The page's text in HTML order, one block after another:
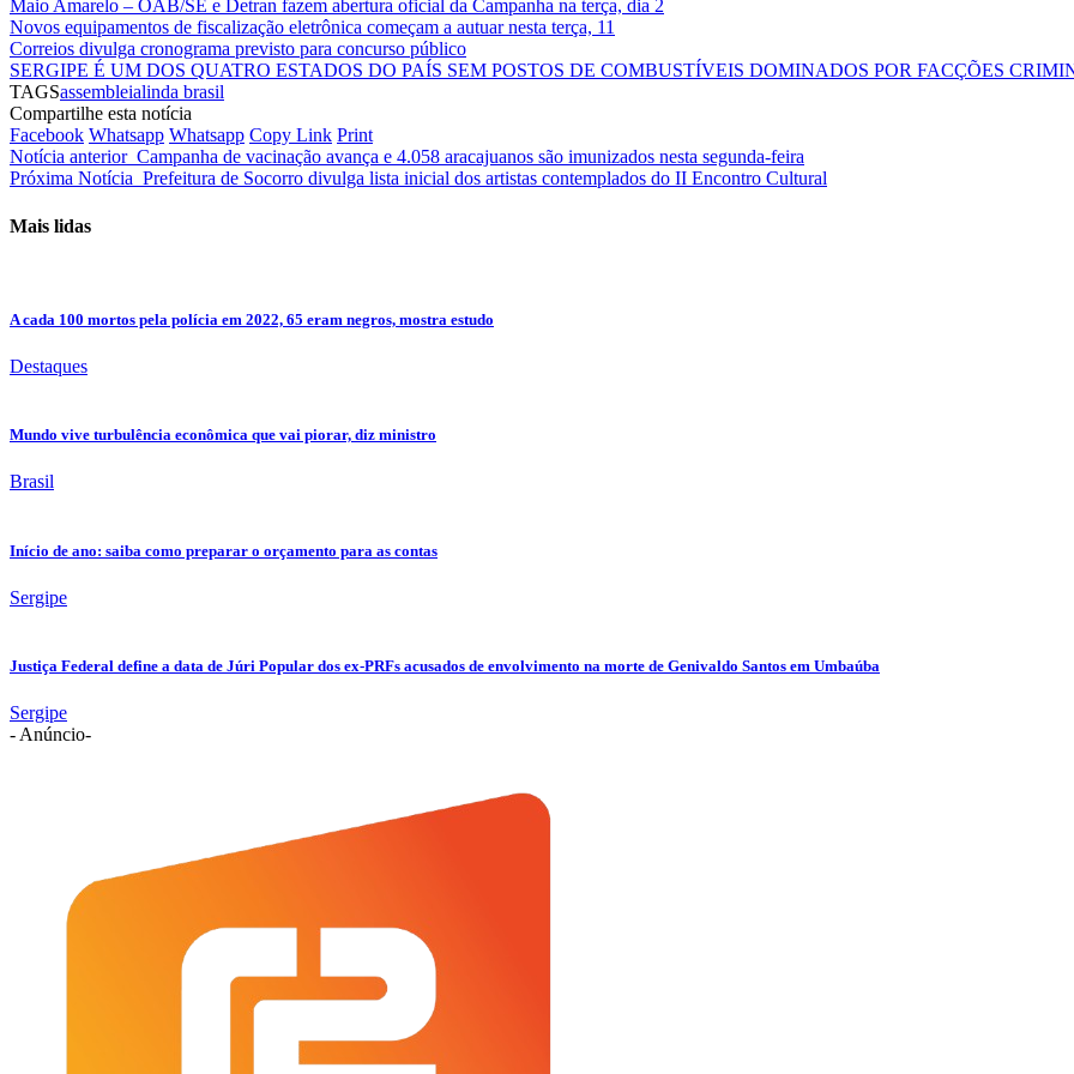
Maio Amarelo – OAB/SE e Detran fazem abertura oficial da Campanha na terça, dia 2
Novos equipamentos de fiscalização eletrônica começam a autuar nesta terça, 11
Correios divulga cronograma previsto para concurso público
SERGIPE É UM DOS QUATRO ESTADOS DO PAÍS SEM POSTOS DE COMBUSTÍVEIS DOMINADOS POR FACÇÕES
TAGSassembleialinda brasil
Compartilhe esta notícia
Facebook Whatsapp Whatsapp Copy Link Print
Notícia anterior Campanha de vacinação avança e 4.058 aracajuanos são imunizados nesta segunda-feira
Próxima Notícia Prefeitura de Socorro divulga lista inicial dos artistas contemplados do II Encontro Cultural
Mais lidas
A cada 100 mortos pela polícia em 2022, 65 eram negros, mostra estudo
Destaques
Mundo vive turbulência econômica que vai piorar, diz ministro
Brasil
Início de ano: saiba como preparar o orçamento para as contas
Sergipe
Justiça Federal define a data de Júri Popular dos ex-PRFs acusados de envolvimento na morte de Genivaldo Santos em Umbaúba
Sergipe
- Anúncio-